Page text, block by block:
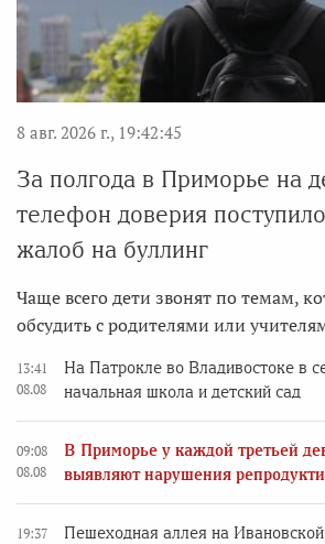
8 авг. 2026 г., 19:42:45
За полгода в Приморье на
телефон доверия
жалоб на буллинг
Чаще всего дети звонят по темам,
обсудить с родителями или
13:41
08.08
На Патрокле во Владивостоке в
начальная школа и детский сад
09:08
08.08
В Приморье у каждой третьей
выявляют нарушения
19:37
Пешеходная аллея на